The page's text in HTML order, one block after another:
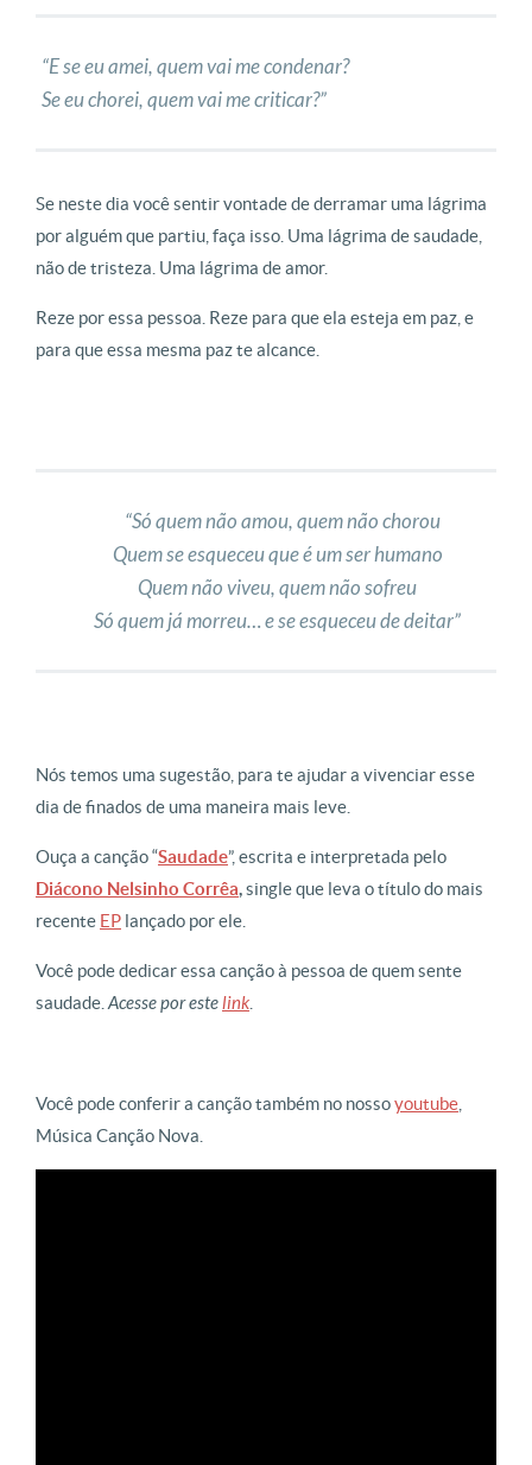
“E se eu amei, quem vai me condenar?
Se eu chorei, quem vai me criticar?”
Se neste dia você sentir vontade de derramar uma lágrima
por alguém que partiu, faça isso. Uma lágrima de saudade,
não de tristeza. Uma lágrima de amor.
Reze por essa pessoa. Reze para que ela esteja em paz, e
para que essa mesma paz te alcance.
“Só quem não amou, quem não chorou
Quem se esqueceu que é um ser humano
Quem não viveu, quem não sofreu
Só quem já morreu… e se esqueceu de deitar”
Nós temos uma sugestão, para te ajudar a vivenciar esse
dia de finados de uma maneira mais leve.
Ouça a canção “Saudade”, escrita e interpretada pelo
Diácono Nelsinho Corrêa,single que leva o título do mais
recente EP lançado por ele.
Você pode dedicar essa canção à pessoa de quem sente
saudade. Acesse por estelink
Você pode conferir a canção também no nossoyoutube
Música Canção Nova.